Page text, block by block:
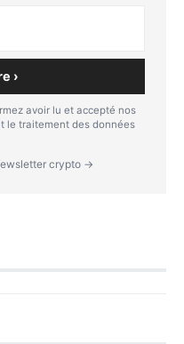
›
avoir lu et accepté nos
le traitement des données
crypto →